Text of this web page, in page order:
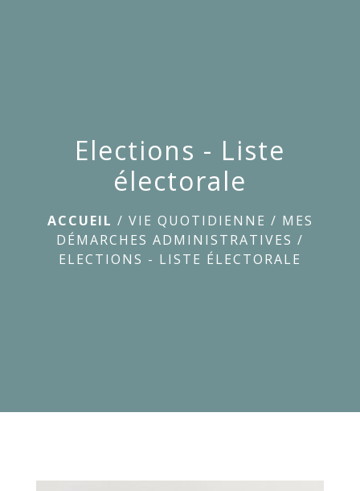
Elections - Liste
électorale
ACCUEIL / VIE QUOTIDIENNE / MES
DÉMARCHES ADMINISTRATIVES /
ELECTIONS - LISTE ÉLECTORALE